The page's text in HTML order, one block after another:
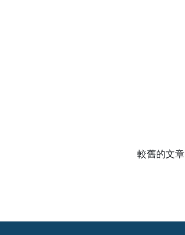
較舊的文章